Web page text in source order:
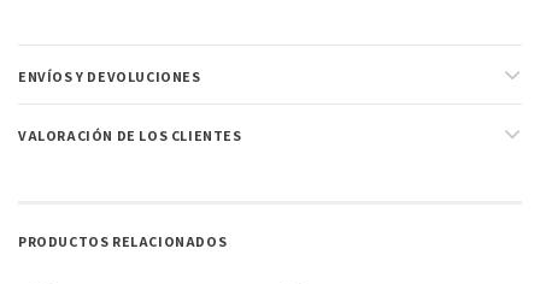
ENVÍOS Y DEVOLUCIONES
VALORACIÓN DE LOS CLIENTES
PRODUCTOS RELACIONADOS